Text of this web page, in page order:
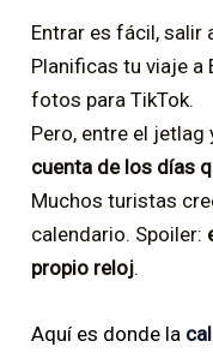
Entrar es fácil, salir
Planificas tu viaje a
fotos para TikTok.
Pero, entre el jetlag
cuenta de los días
Muchos turistas
calendario. Spoiler:
propio reloj.
Aquí es donde la